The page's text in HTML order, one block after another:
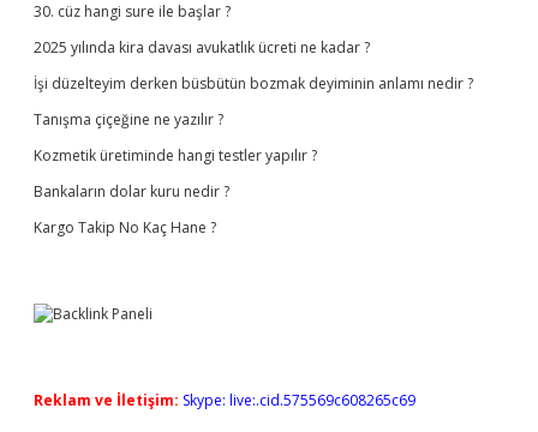
30. cüz hangi sure ile başlar ?
2025 yılında kira davası avukatlık ücreti ne kadar ?
İşi düzelteyim derken büsbütün bozmak deyiminin anlamı nedir ?
Tanışma çiçeğine ne yazılır ?
Kozmetik üretiminde hangi testler yapılır ?
Bankaların dolar kuru nedir ?
Kargo Takip No Kaç Hane ?
Reklam ve İletişim: Skype: live:.cid.575569c608265c69